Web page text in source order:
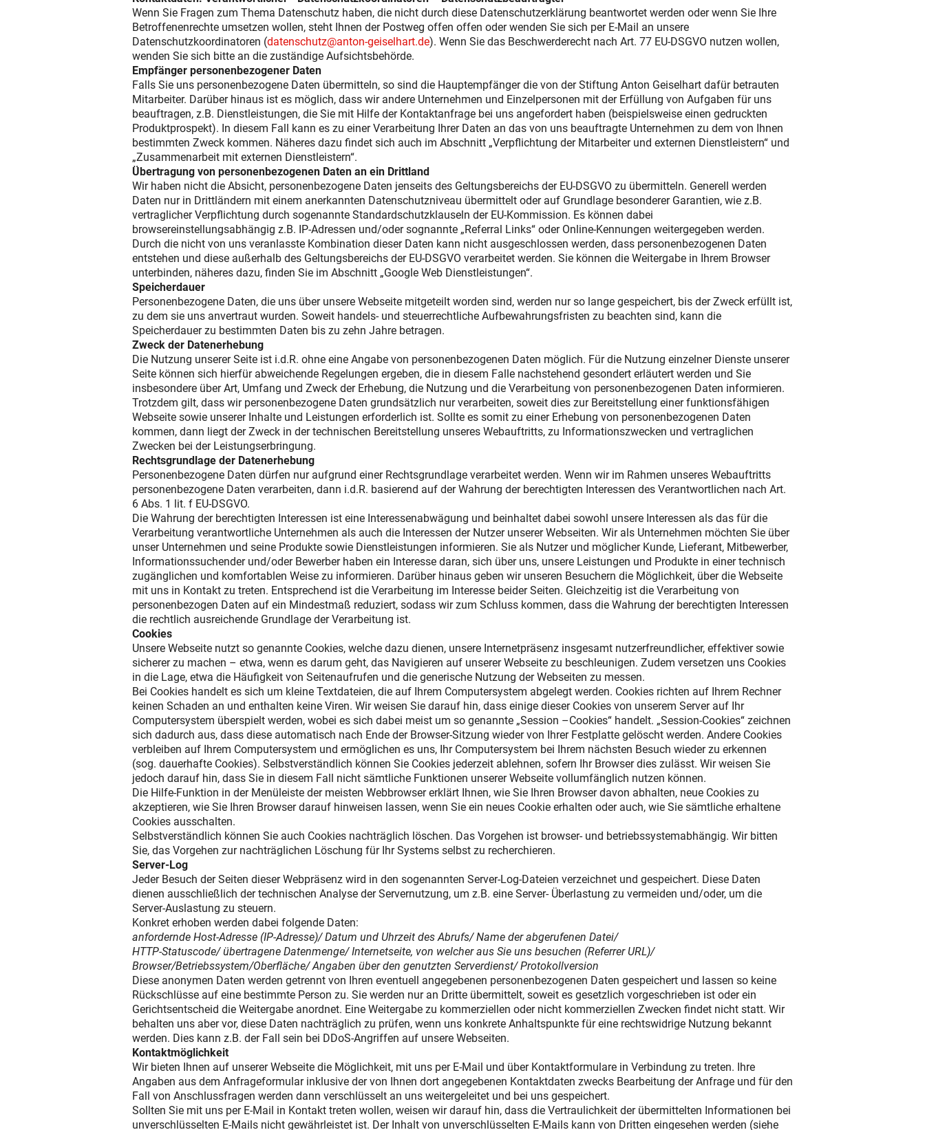
Wenn Sie Fragen zum Thema Datenschutz haben, die nicht durch diese Datenschutzerklärung beantwortet werden oder wenn Sie Ihre
Betroffenenrechte umsetzen wollen, steht Ihnen der Postweg offen offen oder wenden Sie sich per E-Mail an unsere
Datenschutzkoordinatoren (datenschutz@anton-geiselhart.de). Wenn Sie das Beschwerderecht nach Art. 77 EU-DSGVO nutzen wollen,
wenden Sie sich bitte an die zuständige Aufsichtsbehörde.
Empfänger personenbezogener Daten
Falls Sie uns personenbezogene Daten übermitteln, so sind die Hauptempfänger die von der Stiftung Anton Geiselhart dafür betrauten
Mitarbeiter. Darüber hinaus ist es möglich, dass wir andere Unternehmen und Einzelpersonen mit der Erfüllung von Aufgaben für uns
beauftragen, z.B. Dienstleistungen, die Sie mit Hilfe der Kontaktanfrage bei uns angefordert haben (beispielsweise einen gedruckten
Produktprospekt). In diesem Fall kann es zu einer Verarbeitung Ihrer Daten an das von uns beauftragte Unternehmen zu dem von Ihnen
bestimmten Zweck kommen. Näheres dazu findet sich auch im Abschnitt „Verpflichtung der Mitarbeiter und externen Dienstleistern“ und
„Zusammenarbeit mit externen Dienstleistern“.
Übertragung von personenbezogenen Daten an ein Drittland
Wir haben nicht die Absicht, personenbezogene Daten jenseits des Geltungsbereichs der EU-DSGVO zu übermitteln. Generell werden
Daten nur in Drittländern mit einem anerkannten Datenschutzniveau übermittelt oder auf Grundlage besonderer Garantien, wie z.B.
vertraglicher Verpflichtung durch sogenannte Standardschutzklauseln der EU-Kommission. Es können dabei
browsereinstellungsabhängig z.B. IP-Adressen und/oder sognannte „Referral Links“ oder Online-Kennungen weitergegeben werden.
Durch die nicht von uns veranlasste Kombination dieser Daten kann nicht ausgeschlossen werden, dass personenbezogenen Daten
entstehen und diese außerhalb des Geltungsbereichs der EU-DSGVO verarbeitet werden. Sie können die Weitergabe in Ihrem Browser
unterbinden, näheres dazu, finden Sie im Abschnitt „Google Web Dienstleistungen“.
Speicherdauer
Personenbezogene Daten, die uns über unsere Webseite mitgeteilt worden sind, werden nur so lange gespeichert, bis der Zweck erfüllt ist,
zu dem sie uns anvertraut wurden. Soweit handels- und steuerrechtliche Aufbewahrungsfristen zu beachten sind, kann die
Speicherdauer zu bestimmten Daten bis zu zehn Jahre betragen.
Zweck der Datenerhebung
Die Nutzung unserer Seite ist i.d.R. ohne eine Angabe von personenbezogenen Daten möglich. Für die Nutzung einzelner Dienste unserer
Seite können sich hierfür abweichende Regelungen ergeben, die in diesem Falle nachstehend gesondert erläutert werden und Sie
insbesondere über Art, Umfang und Zweck der Erhebung, die Nutzung und die Verarbeitung von personenbezogenen Daten informieren.
Trotzdem gilt, dass wir personenbezogene Daten grundsätzlich nur verarbeiten, soweit dies zur Bereitstellung einer funktionsfähigen
Webseite sowie unserer Inhalte und Leistungen erforderlich ist. Sollte es somit zu einer Erhebung von personenbezogenen Daten
kommen, dann liegt der Zweck in der technischen Bereitstellung unseres Webauftritts, zu Informationszwecken und vertraglichen
Zwecken bei der Leistungserbringung.
Rechtsgrundlage der Datenerhebung
Personenbezogene Daten dürfen nur aufgrund einer Rechtsgrundlage verarbeitet werden. Wenn wir im Rahmen unseres Webauftritts
personenbezogene Daten verarbeiten, dann i.d.R. basierend auf der Wahrung der berechtigten Interessen des Verantwortlichen nach Art.
6 Abs. 1 lit. f EU-DSGVO.
Die Wahrung der berechtigten Interessen ist eine Interessenabwägung und beinhaltet dabei sowohl unsere Interessen als das für die
Verarbeitung verantwortliche Unternehmen als auch die Interessen der Nutzer unserer Webseiten. Wir als Unternehmen möchten Sie über
unser Unternehmen und seine Produkte sowie Dienstleistungen informieren. Sie als Nutzer und möglicher Kunde, Lieferant, Mitbewerber,
Informationssuchender und/oder Bewerber haben ein Interesse daran, sich über uns, unsere Leistungen und Produkte in einer technisch
zugänglichen und komfortablen Weise zu informieren. Darüber hinaus geben wir unseren Besuchern die Möglichkeit, über die Webseite
mit uns in Kontakt zu treten. Entsprechend ist die Verarbeitung im Interesse beider Seiten. Gleichzeitig ist die Verarbeitung von
personenbezogen Daten auf ein Mindestmaß reduziert, sodass wir zum Schluss kommen, dass die Wahrung der berechtigten Interessen
die rechtlich ausreichende Grundlage der Verarbeitung ist.
Cookies
Unsere Webseite nutzt so genannte Cookies, welche dazu dienen, unsere Internetpräsenz insgesamt nutzerfreundlicher, effektiver sowie
sicherer zu machen – etwa, wenn es darum geht, das Navigieren auf unserer Webseite zu beschleunigen. Zudem versetzen uns Cookies
in die Lage, etwa die Häufigkeit von Seitenaufrufen und die generische Nutzung der Webseiten zu messen.
Bei Cookies handelt es sich um kleine Textdateien, die auf Ihrem Computersystem abgelegt werden. Cookies richten auf Ihrem Rechner
keinen Schaden an und enthalten keine Viren. Wir weisen Sie darauf hin, dass einige dieser Cookies von unserem Server auf Ihr
Computersystem überspielt werden, wobei es sich dabei meist um so genannte „Session –Cookies“ handelt. „Session-Cookies“ zeichnen
sich dadurch aus, dass diese automatisch nach Ende der Browser-Sitzung wieder von Ihrer Festplatte gelöscht werden. Andere Cookies
verbleiben auf Ihrem Computersystem und ermöglichen es uns, Ihr Computersystem bei Ihrem nächsten Besuch wieder zu erkennen
(sog. dauerhafte Cookies). Selbstverständlich können Sie Cookies jederzeit ablehnen, sofern Ihr Browser dies zulässt. Wir weisen Sie
jedoch darauf hin, dass Sie in diesem Fall nicht sämtliche Funktionen unserer Webseite vollumfänglich nutzen können.
Die Hilfe-Funktion in der Menüleiste der meisten Webbrowser erklärt Ihnen, wie Sie Ihren Browser davon abhalten, neue Cookies zu
akzeptieren, wie Sie Ihren Browser darauf hinweisen lassen, wenn Sie ein neues Cookie erhalten oder auch, wie Sie sämtliche erhaltene
Cookies ausschalten.
Selbstverständlich können Sie auch Cookies nachträglich löschen. Das Vorgehen ist browser- und betriebssystemabhängig. Wir bitten
Sie, das Vorgehen zur nachträglichen Löschung für Ihr Systems selbst zu recherchieren.
Server-Log
Jeder Besuch der Seiten dieser Webpräsenz wird in den sogenannten Server-Log-Dateien verzeichnet und gespeichert. Diese Daten
dienen ausschließlich der technischen Analyse der Servernutzung, um z.B. eine Server- Überlastung zu vermeiden und/oder, um die
Server-Auslastung zu steuern.
Konkret erhoben werden dabei folgende Daten:
anfordernde Host-Adresse (IP-Adresse)/ Datum und Uhrzeit des Abrufs/ Name der abgerufenen Datei/
HTTP-Statuscode/ übertragene Datenmenge/ Internetseite, von welcher aus Sie uns besuchen (Referrer URL)/
Browser/Betriebssystem/Oberfläche/ Angaben über den genutzten Serverdienst/ Protokollversion
Diese anonymen Daten werden getrennt von Ihren eventuell angegebenen personenbezogenen Daten gespeichert und lassen so keine
Rückschlüsse auf eine bestimmte Person zu. Sie werden nur an Dritte übermittelt, soweit es gesetzlich vorgeschrieben ist oder ein
Gerichtsentscheid die Weitergabe anordnet. Eine Weitergabe zu kommerziellen oder nicht kommerziellen Zwecken findet nicht statt. Wir
behalten uns aber vor, diese Daten nachträglich zu prüfen, wenn uns konkrete Anhaltspunkte für eine rechtswidrige Nutzung bekannt
werden. Dies kann z.B. der Fall sein bei DDoS-Angriffen auf unsere Webseiten.
Kontaktmöglichkeit
Wir bieten Ihnen auf unserer Webseite die Möglichkeit, mit uns per E-Mail und über Kontaktformulare in Verbindung zu treten. Ihre
Angaben aus dem Anfrageformular inklusive der von Ihnen dort angegebenen Kontaktdaten zwecks Bearbeitung der Anfrage und für den
Fall von Anschlussfragen werden dann verschlüsselt an uns weitergeleitet und bei uns gespeichert.
Sollten Sie mit uns per E-Mail in Kontakt treten wollen, weisen wir darauf hin, dass die Vertraulichkeit der übermittelten Informationen bei
unverschlüsselten E-Mails nicht gewährleistet ist. Der Inhalt von unverschlüsselten E-Mails kann von Dritten eingesehen werden (siehe